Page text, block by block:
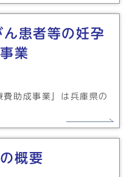
患者等の妊孕
業
費助成事業」は兵庫県の
概要